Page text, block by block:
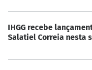
IHGG recebe
Salatiel Correia nesta